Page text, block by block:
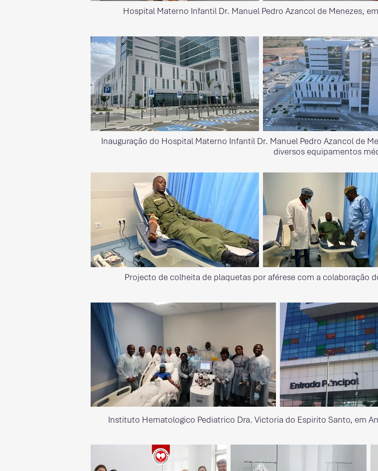
Hospital Materno Infantil Dr. Manuel Pedro Azancol de Menezes,
Inauguração do Hospital Materno Infantil Dr. Manuel Pedro Azancol de
diversos equipamentos
Projecto de colheita de plaquetas por aférese com a colaboração
Instituto Hematologico Pediatrico Dra. Victoria do Espirito Santo, em